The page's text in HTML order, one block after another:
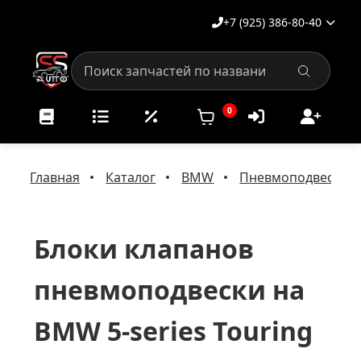
+7 (925) 386-80-40
0
Главная Каталог BMW Пневмоподвеска
Блоки клапанов
пневмоподвески на
BMW 5-series Touring